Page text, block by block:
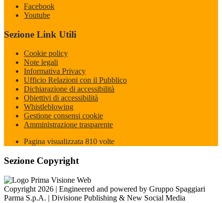
Facebook
Youtube
Sezione Link Utili
Cookie policy
Note legali
Informativa Privacy
Ufficio Relazioni con il Pubblico
Dichiarazione di accessibilità
Obiettivi di accessibilità
Whistleblowing
Gestione consensi cookie
Amministrazione trasparente
Pagina visualizzata 810 volte
Sezione Copyright
Copyright 2026 | Engineered and powered by Gruppo Spaggiari
Parma S.p.A. | Divisione Publishing & New Social Media